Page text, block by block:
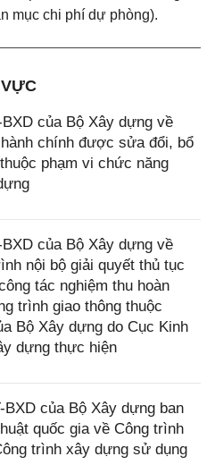
mục chi phí dự phòng).
của Bộ Xây dựng về
chính được sửa đổi, bổ
phạm vi chức năng
của Bộ Xây dựng về
nội bộ giải quyết thủ tục
tác nghiệm thu hoàn
trình giao thông thuộc
Bộ Xây dựng do Cục Kinh
dựng thực hiện
BXD của Bộ Xây dựng ban
quốc gia về Công trình
trình xây dựng sử dụng